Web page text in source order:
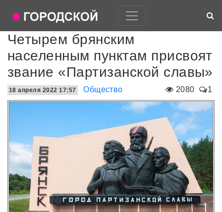
Четырем брянским
населенным пунктам присвоят
звание «Партизанской славы»
2080 1
18 апреля 2022 17:57 Общество